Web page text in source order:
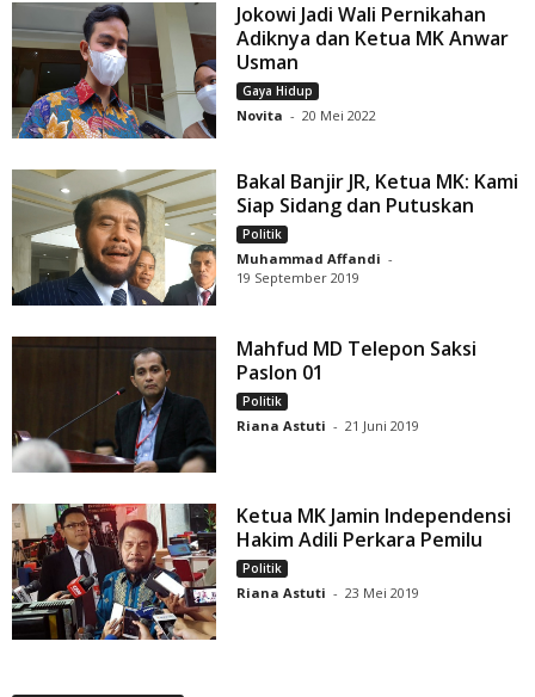
Jokowi Jadi Wali Pernikahan
Adiknya dan Ketua MK Anwar
Usman
Gaya Hidup
Novita - 20 Mei 2022
Bakal Banjir JR, Ketua MK: Kami
Siap Sidang dan Putuskan
Politik
Muhammad Affandi -
19 September 2019
Mahfud MD Telepon Saksi
Paslon 01
Politik
Riana Astuti - 21 Juni 2019
Ketua MK Jamin Independensi
Hakim Adili Perkara Pemilu
Politik
Riana Astuti - 23 Mei 2019